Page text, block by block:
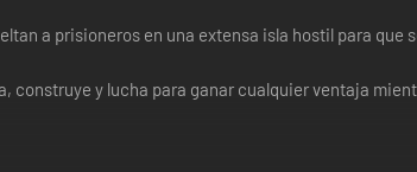
a prisioneros en una extensa isla hostil para que
y lucha para ganar cualquier ventaja